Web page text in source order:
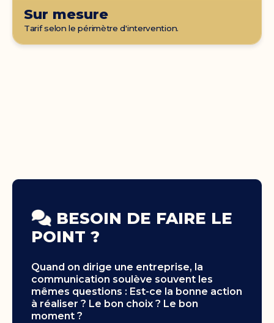
Sur mesure
Tarif selon le périmètre d'intervention.
BESOIN DE FAIRE LE
POINT ?
Quand on dirige une entreprise, la
communication soulève souvent les
mêmes questions : Est-ce la bonne action
à réaliser ? Le bon choix ? Le bon
moment ?